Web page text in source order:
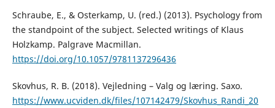
Schraube, E., & Osterkamp, U. (red.) (2013). Psychology from
the standpoint of the subject. Selected writings of Klaus
Holzkamp. Palgrave Macmillan.
https://doi.org/10.1057/9781137296436
Skovhus, R. B. (2018). Vejledning – Valg og læring. Saxo.
https://www.ucviden.dk/files/107142479/Skovhus_Randi_20